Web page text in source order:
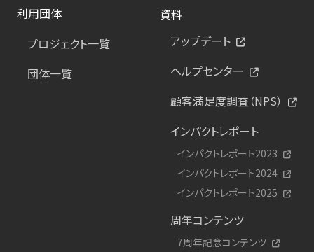
利用団体
プロジェクト一覧
団体一覧
資料
アップデート
ヘルプセンター
顧客満足度調査（NPS）
インパクトレポート
インパクトレポート2023
インパクトレポート2024
インパクトレポート2025
周年コンテンツ
7周年記念コンテンツ